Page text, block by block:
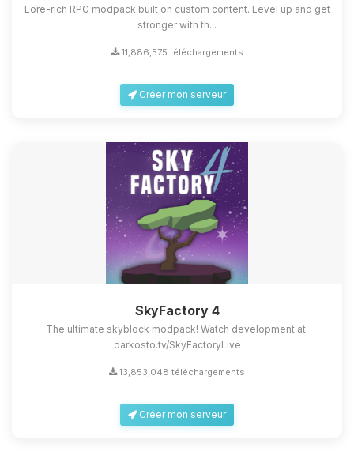
Lore-rich RPG modpack built on custom content. Level up and get
stronger with th...
11,886,575 téléchargements
Créer mon serveur
SkyFactory 4
The ultimate skyblock modpack! Watch development at:
darkosto.tv/SkyFactoryLive
13,853,048 téléchargements
Créer mon serveur